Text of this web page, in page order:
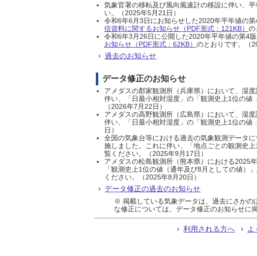
気象官署の移転及び風向風速計の移設に伴い、
い。（2025年5月21日）
令和6年6月3日にお知らせした2020年平年値の
信資料に関するお知らせ（PDF形式：121KB） の
令和6年3月26日に公開した2020年平年値の第4
お知らせ（PDF形式：62KB） のとおりです。（
過去のお知らせ
データ修正のお知らせ
アメダスの郡家観測所（兵庫県）において、湿
伴い、「日最小相対湿度」の「観測史上1位の値
（2026年7月22日）
アメダスの高野観測所（広島県）において、湿
伴い、「日最小相対湿度」の「観測史上1位の
日）
全国の気象台等における過去の気象観測データ
施しました。これに伴い、「地点ごとの観測史
覧ください。（2025年9月17日）
アメダスの松島観測所（熊本県）における2025
「観測史上1位の値（通年及び8月としての値）
ください。（2025年8月20日）
データ修正の過去のお知らせ
※ 掲載している気象データは、過去にさかの
な修正については、データ修正のお知らせに
利用される方へ よ